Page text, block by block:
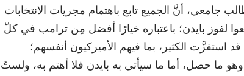
جامعي، أنَّ الجميع تابع باهتمام مجريات الانتخابات
لفوز بايدن؛ باعتباره خيارًا أفضل مِن ترامب في كلّ
استفزَّت الكثير، بما فيهم الأميركيون أنفسهم؛
وهو ما حصل، أما ما سيأتي به بايدن فلا أهتم به، ولستُ